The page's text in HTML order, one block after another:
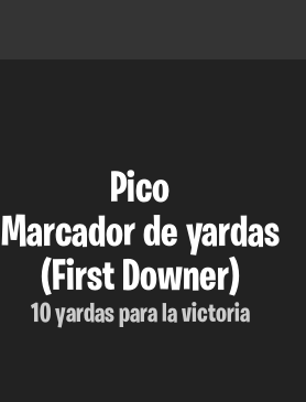
Pico
Marcador de yardas
(First Downer)
10 yardas para la victoria